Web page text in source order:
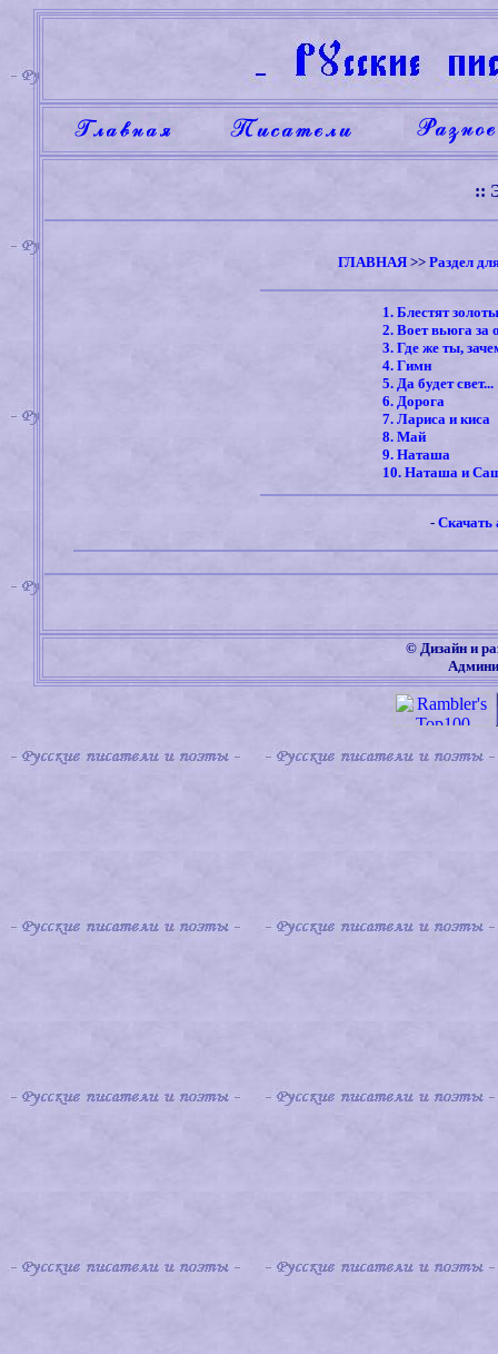
::
ГЛАВНАЯ >> Раздел
1. Блестят
2. Воет вьюга
3. Где же ты,
4. Гимн
5. Да будет свет...
6. Дорога
7. Лариса и киса
8. Май
9. Наташа
10. Наташа и
- Скачать
© Дизайн и